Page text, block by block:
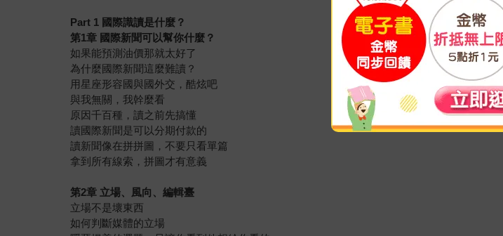
Part 1 國際識讀是什麼？
第1章 國際新聞可以幫你什麼？
如果能預測油價那就太好了
為什麼國際新聞這麼難讀？
用星座形容國與國外交，酷炫吧
與我無關，我幹麼看
原因千百種，讀之前先搞懂
讀國際新聞是可以分期付款的
讀新聞像在拼拼圖，不要只看單篇
拿到所有線索，拼圖才有意義
第2章 立場、風向、編輯臺
立場不是壞東西
如何判斷媒體的立場